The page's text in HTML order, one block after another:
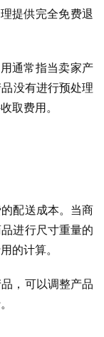
提供完全免费退
通常指当卖家产
没有进行预处理
取费用。
配送成本。当商
进行尺寸重量的
的计算。
，可以调整产品